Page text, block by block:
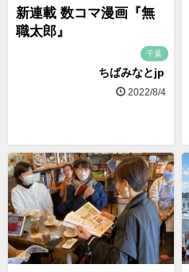
新連載 数コマ漫画『無
職太郎』
千葉
ちばみなとjp
2022/8/4